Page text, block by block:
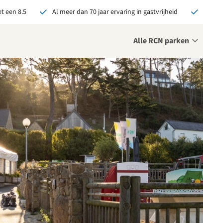
een 8.5 Al meer dan 70 jaar ervaring in gastvrijheid
Alle RCN parken
bij RCN boekt, krijg je:
De beste prijsgarantie
Exclusieve voordelen
Persoonlijk contact
alle voordelen